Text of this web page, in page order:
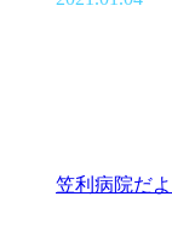
笠利病院だ